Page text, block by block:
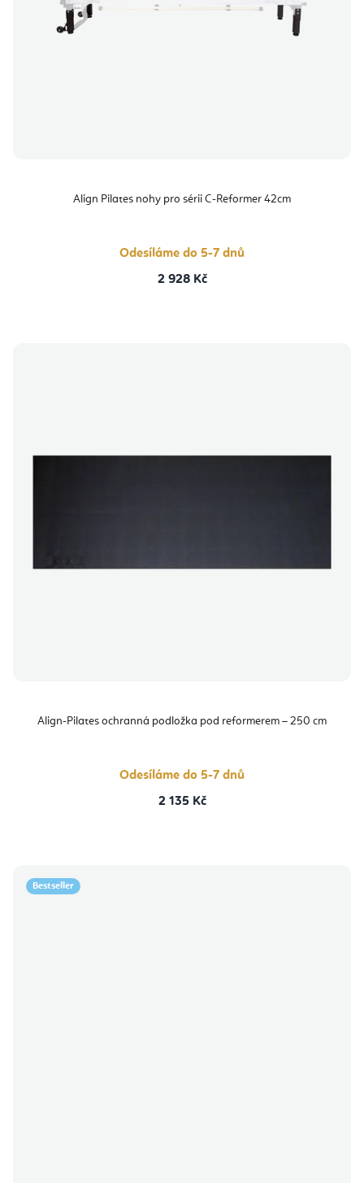
Align Pilates nohy pro sérii C-Reformer 42cm
Odesíláme do 5-7 dnů
2 928 Kč
Align-Pilates ochranná podložka pod reformerem – 250 cm
Odesíláme do 5-7 dnů
2 135 Kč
Bestseller